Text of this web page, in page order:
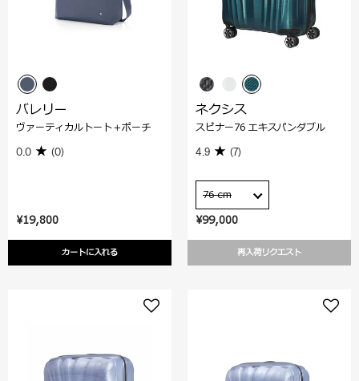
¥19,800
カートに入れる
バレリー
ヴァーティカルトート＋ポーチ
0.0 (0)
¥99,000
再入荷リクエスト
ネクシス
スピナー76 エキスパンダブル
4.9 (7)
76 cm